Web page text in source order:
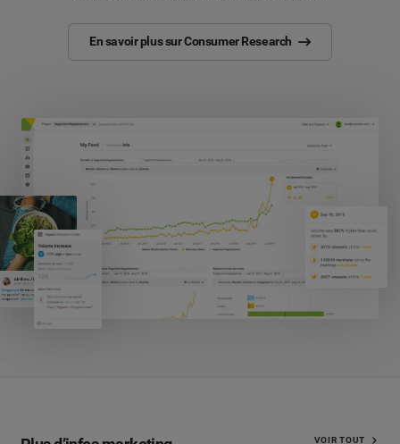
En savoir plus sur Consumer Research
VOIR TOUT